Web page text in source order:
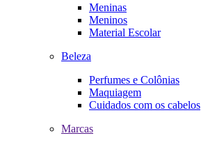
Meninas
Meninos
Material Escolar
Beleza
Perfumes e Colônias
Maquiagem
Cuidados com os cabelos
Marcas